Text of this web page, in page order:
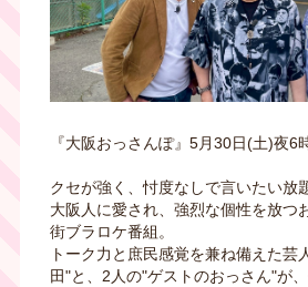
『大阪おっさんぽ』5月30日(土)夜6
クセが強く、忖度なしで言いたい放
大阪人に愛され、強烈な個性を放つ
街ブラロケ番組。
トーク力と庶民感覚を兼ね備えた芸
田"と、2人の"ゲストのおっさん"が